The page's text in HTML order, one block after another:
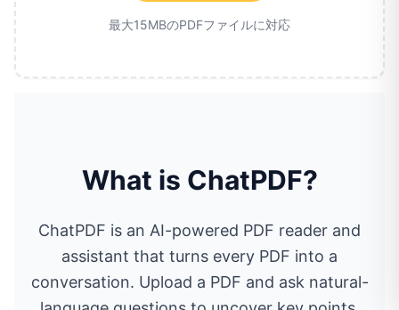
最大15MBのPDFファイルに対応
What is ChatPDF?
ChatPDF is an AI-powered PDF reader and
assistant that turns every PDF into a
conversation. Upload a PDF and ask natural-